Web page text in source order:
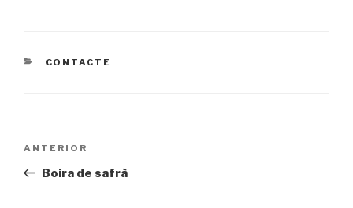
CATEGORIES
CONTACTE
Entrada
prèvia
ANTERIOR
Boira de safrà